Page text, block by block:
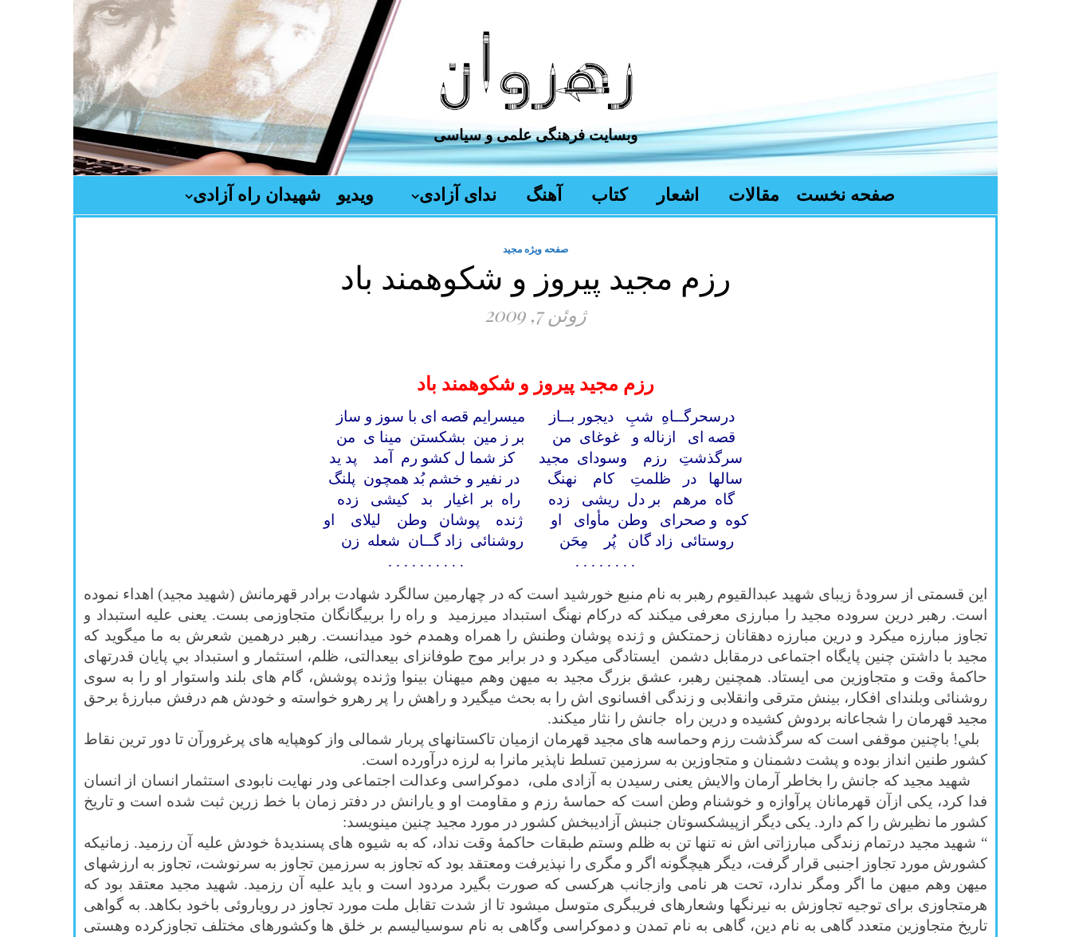
وبسایت فرهنگی ‌علمی و سیاسی
صفحه نخست مقالات اشعار کتاب آهنگ ندای آزادی ویدیو شهیدان راه آزادی
صفحه ویژه مجید
رزم مجید پیروز و شکوهمند باد
ژوئن 7, 2009
رزم مجید پیروز و شکوهمند باد
درسحرگــاهِ شبِ ديجور بــاز ميسرايم قصه ای با سوز و ساز
قصه ای ازناله و غوغای من بر ز مين بشكستن مينا ی من
سرگذشتِ رزم وسودای مجيد كز شما ل كشو رم آمد پد يد
سالها در ظلمتِ کام نهنگ در نفیر و خشم بُد همچون پلنگ
گاه مرهم بر دل ریشی زده راه بر اغیار بد کیشی زده
کوه و صحرای وطن مأوای او ژنده پوشان وطن لیلای او
روستائی زاد گان پُر مِحَن روشنائی زاد گــان شعله زن
. . . . . . . . . . . . . . . . . .
اين قسمتی از سرودۀ زيبای شهيد عبدالقیوم رهبر به نام منبع خورشيد است كه در چهارمين سالگرد شهادت برادر قهرمانش (شهيد مجيد) اهداء نموده
است. رهبر درين سروده مجید را مبارزی معرفی میکند که درکام نهنگ استبداد میرزمید و راه را بربیگانگان متجاوزمی بست. یعنی علیه استبداد و
تجاوز مبارزه میکرد و درین مبارزه دهقانان زحمتکش و ژنده پوشان وطنش را همراه وهمدم خود میدانست. رهبر درهمین شعرش به ما میگوید که
مجيد با داشتن چنین پایگاه اجتماعی درمقابل دشمن ايستادگی میکرد و در برابر موج طوفانزای بيعدالتی، ظلم، استثمار و استبداد بي پايان قدرتهای
حاكمۀ وقت و متجاوزين می ایستاد. همچنين رهبر، عشق بزرگ مجيد به ميهن وهم ميهنان بينوا وژنده پوشش، گام های بلند واستوار او را به سوی
روشنائی وبلندای افكار، بينش مترقی وانقلابی و زندگی افسانوی اش را به بحث ميگيرد و راهش را پر رهرو خواسته و خودش هم درفش مبارزۀ برحق
مجيد قهرمان را شجاعانه بردوش كشيده و درين راه جانش را نثار ميكند.
بلي! باچنین موقفی است که سرگذشت رزم وحماسه های مجيد قهرمان ازميان تاكستانهای پربار شمالی واز كوهپايه های پرغرورآن تا دور ترين نقاط
کشور طنين انداز بوده و پشت دشمنان و متجاوزين به سرزمين تسلط ناپذير مانرا به لرزه درآورده است.
شهيد مجيد كه جانش را بخاطر آرمان والايش يعنی رسيدن به آزادی ملی، دموكراسی وعدالت اجتماعی ودر نهايت نابودی استثمار انسان از انسان
فدا كرد، يكی ازآن قهرمانان پرآوازه و خوشنام وطن است كه حماسۀ رزم و مقاومت او و يارانش در دفتر زمان با خط زرين ثبت شده است و تاريخ
كشور ما نظيرش را كم دارد. يكی ديگر ازپیشکسوتان جنبش آزادیبخش کشور در مورد مجيد چنين مينويسد:
“ شهيد مجيد درتمام زندگی مبارزاتی اش نه تنها تن به ظلم وستم طبقات حاكمۀ وقت نداد، كه به شيوه های پسنديدۀ خودش عليه آن رزميد. زمانيكه
كشورش مورد تجاوز اجنبی قرار گرفت، ديگر هيچگونه اگر و مگری را نپذيرفت ومعتقد بود كه تجاوز به سرزمين تجاوز به سرنوشت، تجاوز به ارزشهای
ميهن وهم ميهن ما اگر ومگر ندارد، تحت هر نامی وازجانب هركسی كه صورت بگيرد مردود است و بايد عليه آن رزميد. شهيد مجيد معتقد بود كه
هرمتجاوزی برای توجيه تجاوزش به نيرنگها وشعارهای فريبگری متوسل ميشود تا از شدت تقابل ملت مورد تجاوز در روياروئی باخود بكاهد. به گواهی
تاريخ متجاوزين متعدد گاهی به نام دين، گاهی به نام تمدن و دموكراسی وگاهی به نام سوسياليسم بر خلق ها وكشورهای مختلف تجاوزكرده وهستی